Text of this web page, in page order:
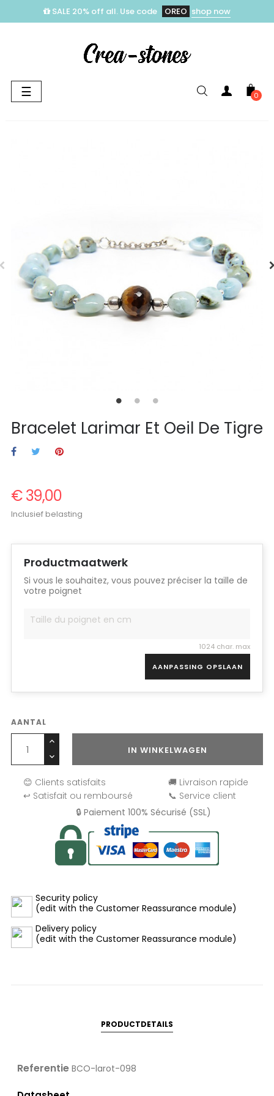
SALE 20% off all. Use code OREO shop now
Toggle
navigation
☰ 0
Bracelet Larimar Et Oeil De Tigre
€ 39,00
Inclusief belasting
Productmaatwerk
Si vous le souhaitez, vous pouvez préciser la taille de
votre poignet
1024 char. max
AANPASSING OPSLAAN
AANTAL
IN WINKELWAGEN
😊 Clients satisfaits
🚚 Livraison rapide
↩️ Satisfait ou remboursé
📞 Service client
🔒 Paiement 100% Sécurisé (SSL)
Security policy
(edit with the Customer Reassurance module)
Delivery policy
(edit with the Customer Reassurance module)
PRODUCTDETAILS
Referentie BCO-larot-098